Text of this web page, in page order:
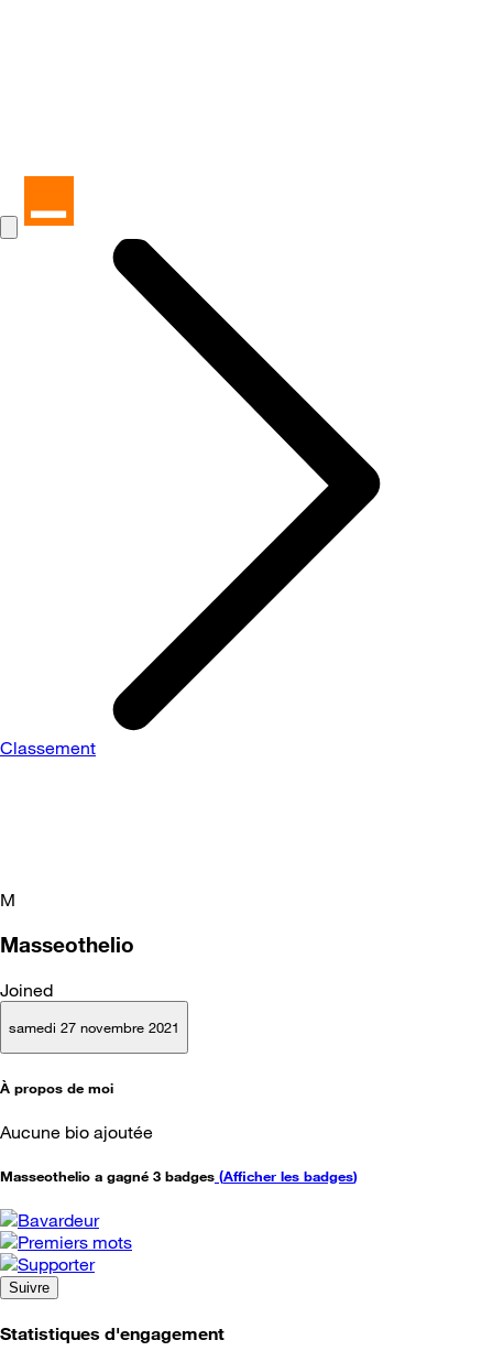
Classement
M
Masseothelio
Joined
samedi 27 novembre 2021
À propos de moi
Aucune bio ajoutée
Masseothelio a gagné 3 badges (Afficher les badges)
Suivre
Statistiques d'engagement